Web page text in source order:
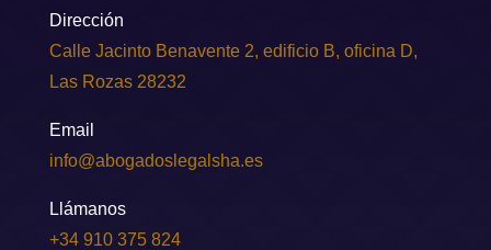
Dirección
Calle Jacinto Benavente 2, edificio B, oficina D,
Las Rozas 28232
Email
info@abogadoslegalsha.es
Llámanos
+34 910 375 824